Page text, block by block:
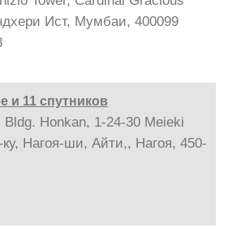
Ист, Мумбаи, 400099
и 11 спутников
Bldg. Honkan, 1-24-30 Meieki
Нагоя-ши, Айти,, Нагоя, 450-